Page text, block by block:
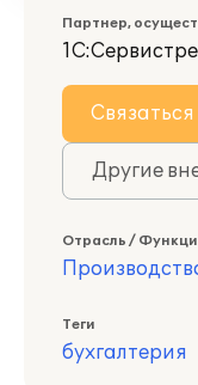
Партнер,
Связаться
Другие
Отрасль /
Теги
бухгалтерия